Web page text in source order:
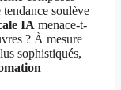
tendance soulève
IA menace-t-
? À mesure
sophistiqués,